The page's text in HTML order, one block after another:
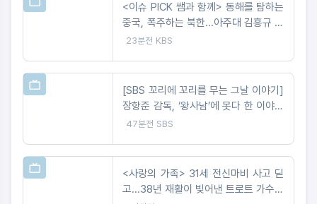
<이슈 PICK 쌤과 함께> 동해를 탐하는
중국, 폭주하는 북한...아주대 김흥규 교
수 강연
23분전 KBS
[SBS 꼬리에 꼬리를 무는 그날 이야기]
장항준 감독, ‘왕사남’에 못다 한 이야기
‘꼬꼬무’로 정리! 2049 시청률 ‘교양, 예
47분전 SBS
<사랑의 가족> 31세 전신마비 사고 딛
고...38년 재활이 빚어낸 트로트 가수의